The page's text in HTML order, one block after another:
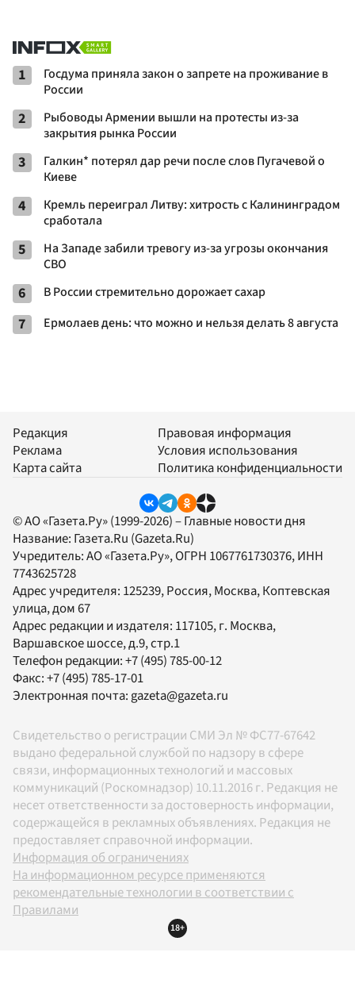
1
Госдума приняла закон о запрете на проживание в
России
2
Рыбоводы Армении вышли на протесты из-за
закрытия рынка России
3
Галкин* потерял дар речи после слов Пугачевой о
Киеве
4
Кремль переиграл Литву: хитрость с Калининградом
сработала
5
На Западе забили тревогу из-за угрозы окончания
СВО
6 В России стремительно дорожает сахар
7 Ермолаев день: что можно и нельзя делать 8 августа
Редакция
Реклама
Карта сайта
Правовая информация
Условия использования
Политика конфиденциальности
© АО «Газета.Ру» (1999-2026) – Главные новости дня
Название: Газета.Ru (Gazeta.Ru)
Учредитель:АО «Газета.Ру», ОГРН 1067761730376, ИНН
7743625728
Адрес учредителя: 125239, Россия, Москва, Коптевская
улица, дом 67
Адрес редакции и издателя: 117105, г. Москва,
Варшавское шоссе, д.9, стр.1
Телефон редакции:+7 (495) 785-00-12
Факс:+7 (495) 785-17-01
Электронная почта: gazeta@gazeta.ru
Свидетельство о регистрации СМИ Эл № ФС77-67642
выдано федеральной службой по надзору в сфере
связи, информационных технологий и массовых
коммуникаций (Роскомнадзор) 10.11.2016 г. Редакция не
несет ответственности за достоверность информации,
содержащейся в рекламных объявлениях. Редакция не
предоставляет справочной информации.
Информация об ограничениях
На информационном ресурсе применяются
рекомендательные технологии в соответствии с
Правилами
18+